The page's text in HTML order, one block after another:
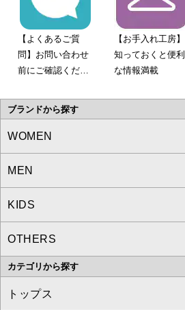
【よくあるご質
問】お問い合わせ
前にご確認くださ
【お手入れ工房】
知っておくと便利
な情報満載
ブランドから探す
WOMEN
a.v.v
MICHEL KLEIN
MK MICHEL KLEIN
OFUON le MK
MEN
a.v.v
MICHEL KLEIN HOMME
MK MICHEL KLEIN HOMME
KIDS
a.v.v
OTHERS
MK MICHEL KLEIN BAG
カテゴリから探す
トップス